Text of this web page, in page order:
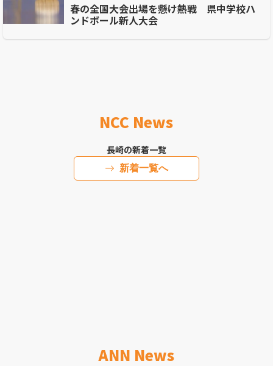
春の全国大会出場を懸け熱戦 県中学校ハ
ンドボール新人大会
NCC News
長崎の新着一覧
新着一覧へ
ANN News